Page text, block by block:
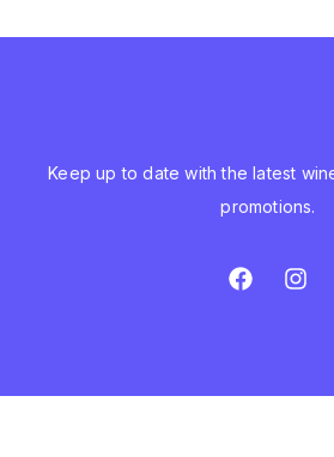
Keep up to date with the latest
promotions.